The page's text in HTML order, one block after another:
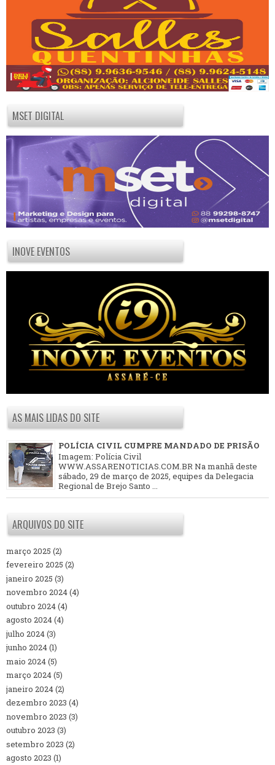
MSET DIGITAL
INOVE EVENTOS
AS MAIS LIDAS DO SITE
POLÍCIA CIVIL CUMPRE MANDADO DE PRISÃO
Imagem: Polícia Civil
WWW.ASSARENOTICIAS.COM.BR Na manhã deste
sábado, 29 de março de 2025, equipes da Delegacia
Regional de Brejo Santo ...
ARQUIVOS DO SITE
março 2025 (2)
fevereiro 2025 (2)
janeiro 2025 (3)
novembro 2024(4)
outubro 2024(4)
agosto 2024(4)
julho 2024(3)
junho 2024(1)
maio 2024(5)
março 2024(5)
janeiro 2024(2)
dezembro 2023 (4)
novembro 2023 (3)
outubro 2023 (3)
setembro 2023 (2)
agosto 2023 (1)